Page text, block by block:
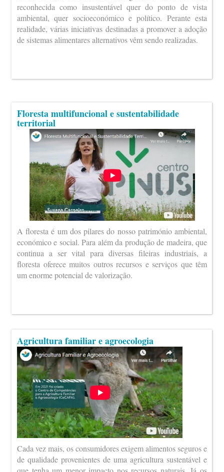
reconhecida como insustentável quer do ponto de vista
ambiental, quer socioeconómico e político. Perante esta
realidade, várias iniciativas destinadas a promover a adoção
de sistemas alimentares alternativos vêm sendo realizadas.
Floresta multifuncional e sustentabilidade
territorial
A floresta é um dos pilares do nosso património ambiental,
económico e social. Para além da produção de madeira, que
continua a ser vital para diversas fileiras industriais, a
floresta oferece muitos outros recursos e serviços que têm
um enorme potencial de valorização.
Agricultura familiar e agroecologia
Cada vez mais, os consumidores exigem alimentos seguros e
de qualidade provenientes de uma agricultura sustentável e